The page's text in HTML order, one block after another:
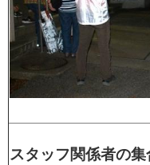
スタッフ関係者の